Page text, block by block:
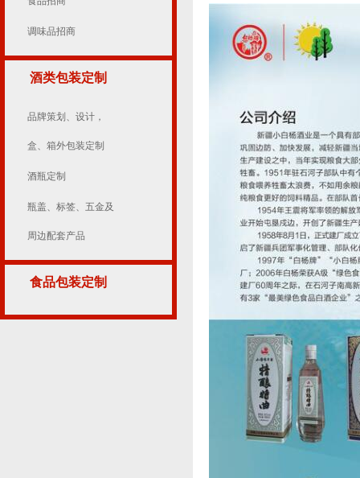
调味品招商
酒类包装定制
品牌策划、设计，
盒、箱外包装定制
酒瓶定制
瓶盖、标签、五金及
周边配套产品
食品包装定制